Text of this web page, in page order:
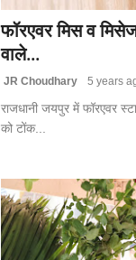
फॉरएवर मिस व
वाले...
JR Choudhary 5 years
राजधानी जयपुर में फॉरएवर
को टोंक...